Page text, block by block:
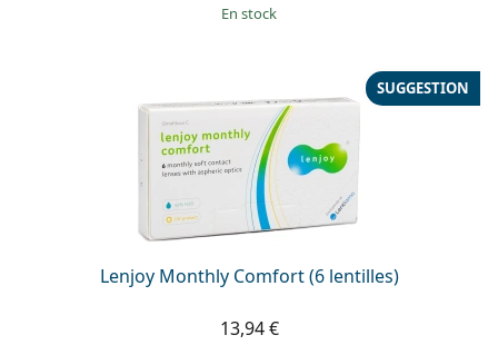
en stock
Lenjoy Monthly Comfort (6 lentilles)
SUGGESTION
13,94 €